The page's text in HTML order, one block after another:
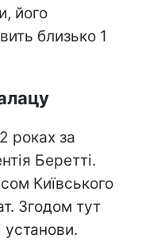
його
близько 1
роках за
Беретті.
Київського
Згодом тут
установи.